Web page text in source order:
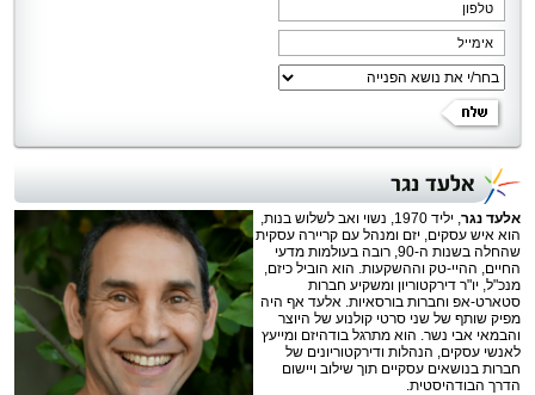
אלעד נגר
אלעד נגר
, יליד 1970, נשוי ואב לשלוש בנות,
הוא איש עסקים, יזם ומנהל עם קריירה עסקית
שהחלה בשנות ה-90, רובה בעולמות מדעי
החיים, ההיי-טק וההשקעות. הוא הוביל כיזם,
מנכ"ל, יו"ר דירקטוריון ומשקיע חברות
סטארט-אפ וחברות בורסאיות. אלעד אף היה
מפיק שותף של שני סרטי קולנוע של היוצר
והבמאי אבי נשר. הוא מתרגל בודהיזם ומייעץ
לאנשי עסקים, הנהלות ודירקטוריונים של
חברות בנושאים עסקיים תוך שילוב ויישום
הדרך הבודהיסטית.